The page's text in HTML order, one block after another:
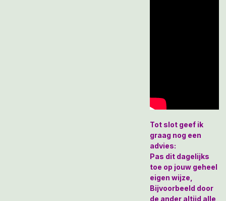
Tot slot geef ik
graag nog een
advies:
Pas dit dagelijks
toe op jouw geheel
eigen wijze,
Bijvoorbeeld door
de ander altijd alle